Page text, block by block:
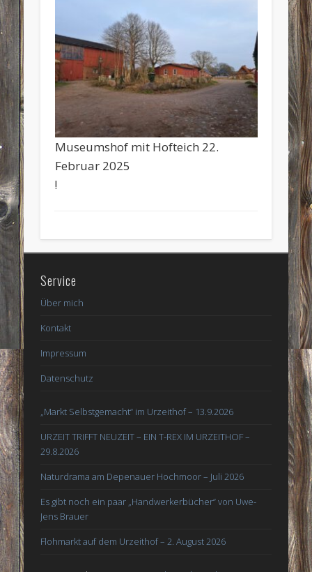
Museumshof mit Hofteich 22.
Februar 2025
!
Service
Über mich
Kontakt
Impressum
Datenschutz
„Markt Selbstgemacht“ im Urzeithof – 13.9.2026
URZEIT TRIFFT NEUZEIT – EIN T-REX IM URZEITHOF –
29.8.2026
Naturdrama am Depenauer Hochmoor – Juli 2026
Es gibt noch ein paar „Handwerkerbücher“ von Uwe-
Jens Brauer
Flohmarkt auf dem Urzeithof – 2. August 2026